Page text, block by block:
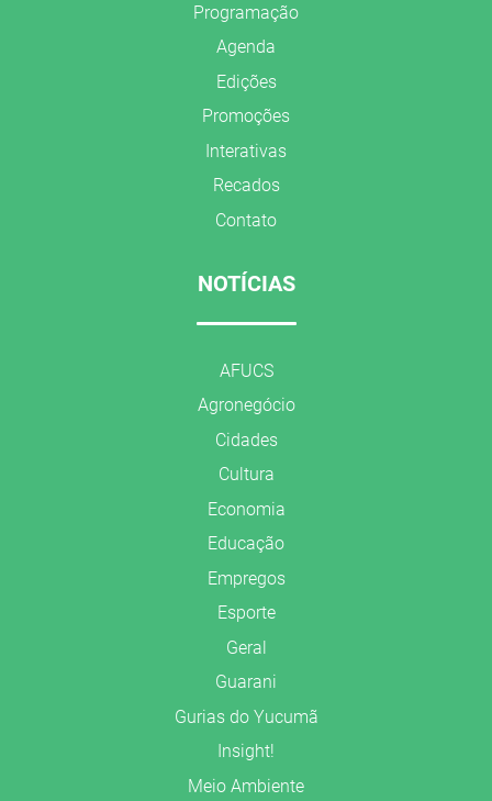
Programação
Agenda
Edições
Promoções
Interativas
Recados
Contato
NOTÍCIAS
AFUCS
Agronegócio
Cidades
Cultura
Economia
Educação
Empregos
Esporte
Geral
Guarani
Gurias do Yucumã
Insight!
Meio Ambiente